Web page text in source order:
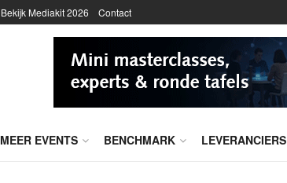
Bekijk Mediakit 2026 Contact
MEER EVENTS BENCHMARK LEVERANCIERS